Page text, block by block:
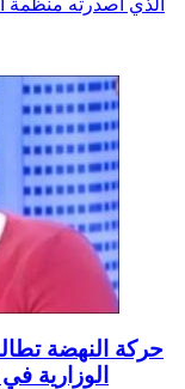
حركة النهضة
الوزارية